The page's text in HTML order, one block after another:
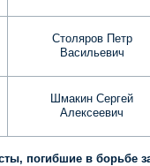
Столяров Петр
Васильевич
Шмакин Сергей
Алексеевич
погибшие в борьбе